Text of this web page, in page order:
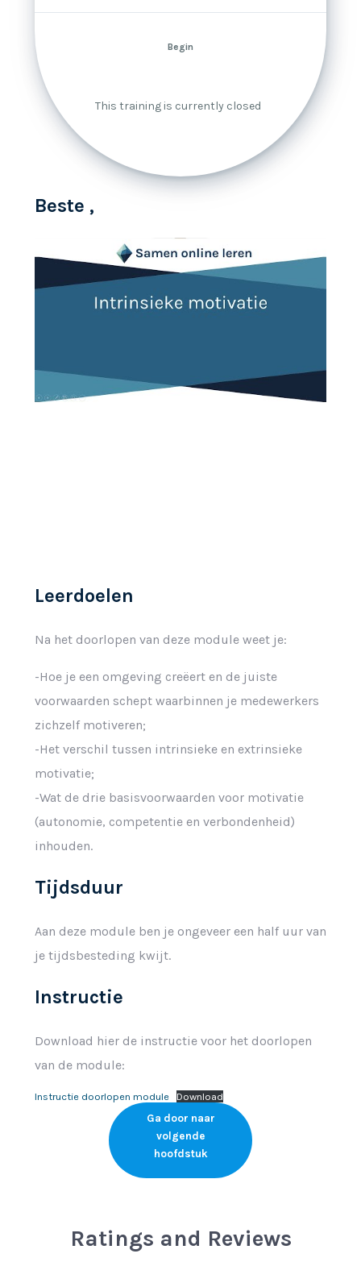
Begin
This training is currently closed
Beste ,
Leerdoelen
Na het doorlopen van deze module weet je:
-Hoe je een omgeving creëert en de juiste
voorwaarden schept waarbinnen je medewerkers
zichzelf motiveren;
-Het verschil tussen intrinsieke en extrinsieke
motivatie;
-Wat de drie basisvoorwaarden voor motivatie
(autonomie, competentie en verbondenheid)
inhouden.
Tijdsduur
Aan deze module ben je ongeveer een half uur van
je tijdsbesteding kwijt.
Instructie
Download hier de instructie voor het doorlopen
van de module:
Instructie doorlopen module
Download
Ga door naar
volgende
hoofdstuk
Ratings and Reviews